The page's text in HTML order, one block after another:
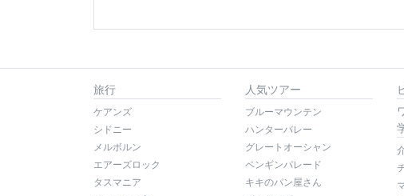
旅行
ケアンズ
シドニー
メルボルン
エアーズロック
タスマニア
人気ツアー
ブルーマウンテン
ハンターバレー
グレートオーシャン
ペンギンパレード
キキのパン屋さん